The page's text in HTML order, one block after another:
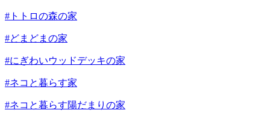
#トトロの森の家
#どまどまの家
#にぎわいウッドデッキの家
#ネコと暮らす家
#ネコと暮らす陽だまりの家